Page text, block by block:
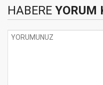
HABERE YORUM